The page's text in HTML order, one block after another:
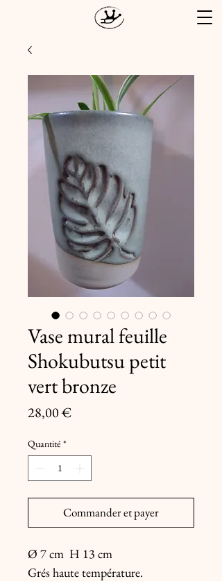
Vase mural feuille
Shokubutsu petit
vert bronze
28,00 €Prix
Quantité *
Commander et payer
Ø 7 cm  H 13 cm
Grés haute température.